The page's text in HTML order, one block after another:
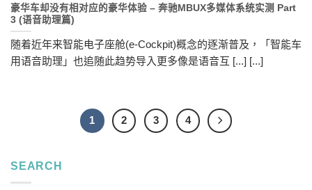
豪华车却没有相对应的豪华体验 – 奔驰MBUX多媒体系统实测 Part
3 (语音助理篇)
随着近年来智能电子座舱(e-Cockpit)概念的逐渐普及，「智能车
用语音助理」也追随此趋势导入更多像是语音互 [...] [...]
1 2 3 4
SEARCH